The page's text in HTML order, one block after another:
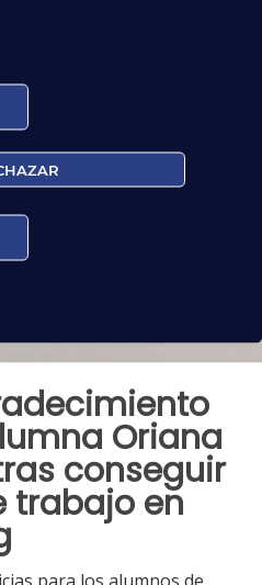
Oriana
conseguir
trabajo en